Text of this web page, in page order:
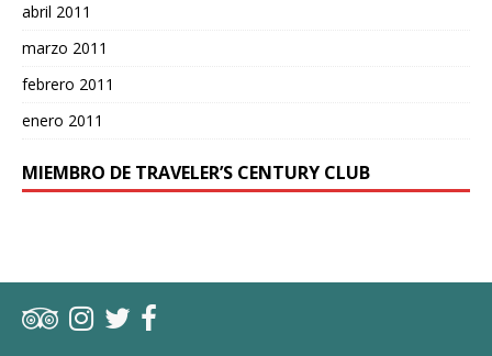
abril 2011
marzo 2011
febrero 2011
enero 2011
MIEMBRO DE TRAVELER’S CENTURY CLUB